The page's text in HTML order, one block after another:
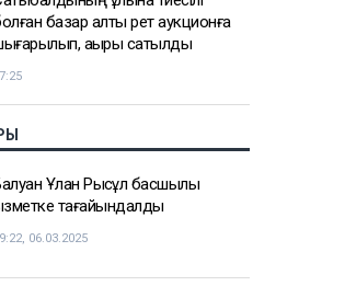
базар алты рет аукционға
ақыры сатылды
Ұлан Рысқұл басшылық
тағайындалды
06.03.2025